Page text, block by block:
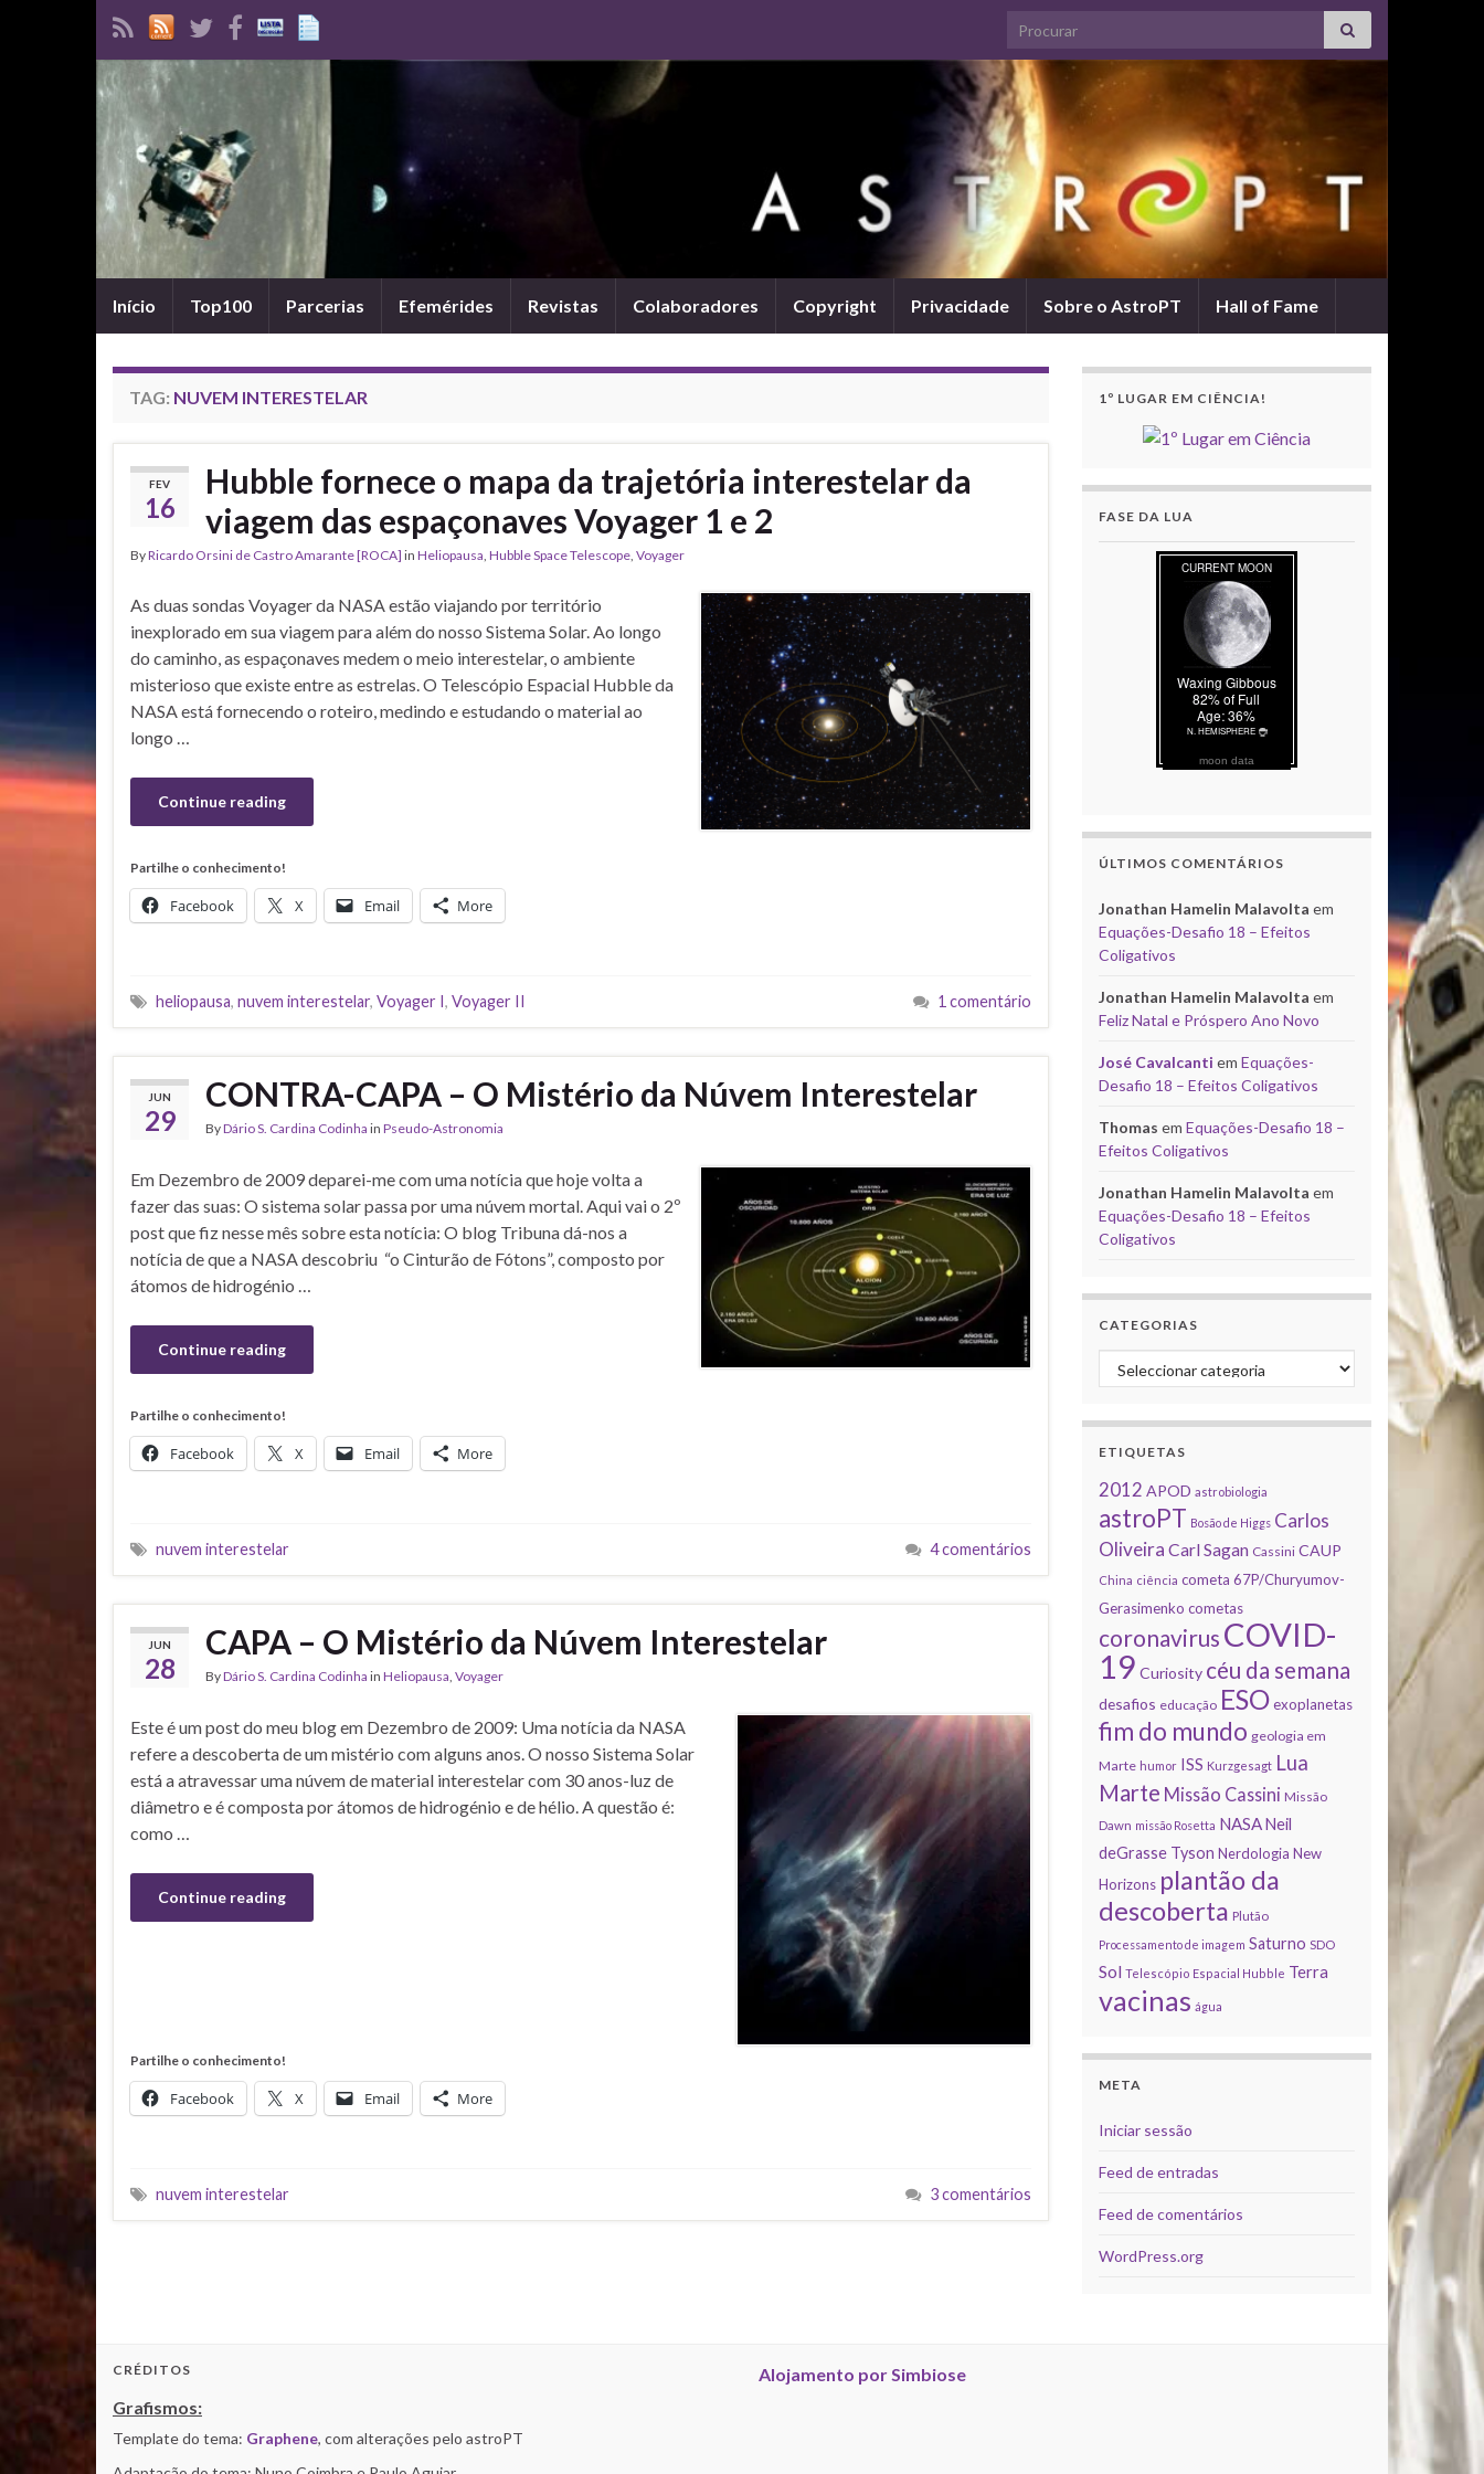
Search for:
Início Top100 Parcerias Efemérides Revistas Colaboradores Copyright Privacidade Sobre o AstroPT Hall of Fame
TAG: NUVEM INTERESTELAR
FEV
16
Hubble fornece o mapa da trajetória interestelar da
viagem das espaçonaves Voyager 1 e 2
ByRicardo Orsini de Castro Amarante [ROCA] in Heliopausa, Hubble Space Telescope, Voyager
As duas sondas Voyager da NASA estão viajando por território
inexplorado em sua viagem para além do nosso Sistema Solar. Ao longo
do caminho, as espaçonaves medem o meio interestelar, o ambiente
misterioso que existe entre as estrelas. O Telescópio Espacial Hubble da
NASA está fornecendo o roteiro, medindo e estudando o material ao
longo …
Continue reading
Partilhe o conhecimento!
Facebook X Email More
heliopausa, nuvem interestelar, Voyager I, Voyager II 1 comentário
JUN
29
CONTRA-CAPA – O Mistério da Núvem Interestelar
ByDário S. Cardina Codinha in Pseudo-Astronomia
Em Dezembro de 2009 deparei-me com uma notícia que hoje volta a
fazer das suas: O sistema solar passa por uma núvem mortal. Aqui vai o 2º
post que fiz nesse mês sobre esta notícia: O blog Tribuna dá-nos a
notícia de que a NASA descobriu “o Cinturão de Fótons”, composto por
átomos de hidrogénio …
Continue reading
Partilhe o conhecimento!
Facebook X Email More
nuvem interestelar 4 comentários
JUN
28
CAPA – O Mistério da Núvem Interestelar
ByDário S. Cardina Codinha in Heliopausa, Voyager
Este é um post do meu blog em Dezembro de 2009: Uma notícia da NASA
refere a descoberta de um mistério com alguns anos. O nosso Sistema Solar
está a atravessar uma núvem de material interestelar com 30 anos-luz de
diâmetro e é composta por átomos de hidrogénio e de hélio. A questão é:
como …
Continue reading
Partilhe o conhecimento!
Facebook X Email More
nuvem interestelar 3 comentários
1º LUGAR EM CIÊNCIA!
FASE DA LUA
moon data
ÚLTIMOS COMENTÁRIOS
Jonathan Hamelin Malavolta em
Equações-Desafio 18 – Efeitos
Coligativos
Jonathan Hamelin Malavolta em
Feliz Natal e Próspero Ano Novo
José Cavalcanti em Equações-
Desafio 18 – Efeitos Coligativos
Thomas em Equações-Desafio 18 –
Efeitos Coligativos
Jonathan Hamelin Malavolta em
Equações-Desafio 18 – Efeitos
Coligativos
CATEGORIAS
Categorias
ETIQUETAS
2012 APOD astrobiologia
astroPT Bosão de Higgs Carlos
Oliveira Carl Sagan Cassini CAUP
China ciência cometa 67P/Churyumov-
Gerasimenko cometas
coronavirus COVID-
19 Curiosity céu da semana
desafios educação ESO exoplanetas
fim do mundo geologia em
Marte humor ISS Kurzgesagt Lua
Marte Missão Cassini Missão
Dawn missão Rosetta NASA Neil
deGrasse Tyson Nerdologia New
Horizons plantão da
descoberta Plutão
Processamento de imagem Saturno SDO
Sol Telescópio Espacial Hubble Terra
vacinas água
META
Iniciar sessão
Feed de entradas
Feed de comentários
WordPress.org
CRÉDITOS
Grafismos:
Template do tema: Graphene, com alterações pelo astroPT
Alojamento por Simbiose